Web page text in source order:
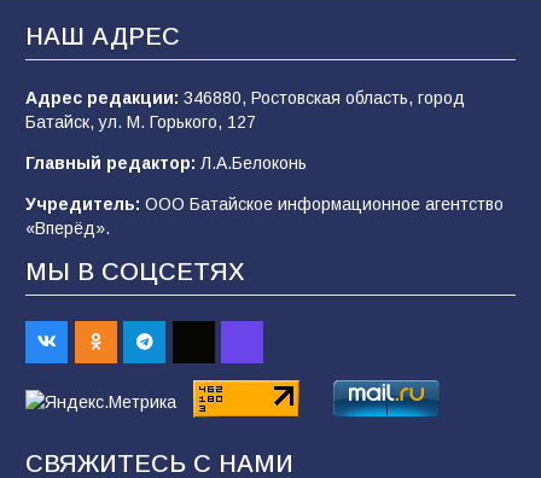
В Батайске продолжаются дорожные работы
107 04.08.2026
строительные профессии в ходе
спортивного праздника
90
«Слухами Москву не возьмёшь»: почему
заявления Киева о мобилизации — это
отчаяние, а не разведка
83 02.08.2026
НАШ АДРЕС
Адрес редакции: 346880, Ростовская область, город
Батайск, ул. М. Горького, 127
Главный редактор: Л.А.Белоконь
Учредитель: ООО Батайское информационное агентство
«Вперёд».
МЫ В СОЦСЕТЯХ
СВЯЖИТЕСЬ С НАМИ